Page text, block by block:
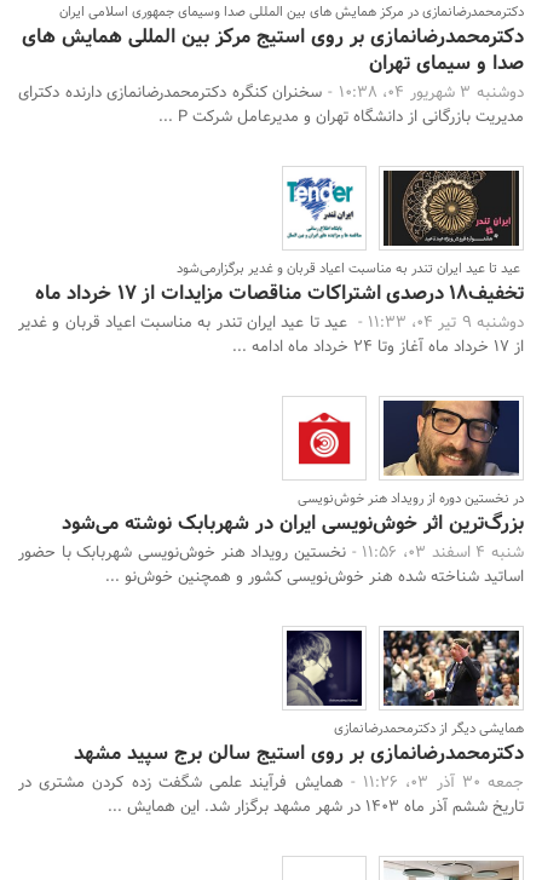
جستجو
دکترمحمدرضانمازی در مرکز همایش های بین المللی صدا وسیمای جمهوری اسلامی ایران
دکترمحمدرضانمازی بر روی استیج مرکز بین المللی همایش های
صدا و سیمای تهران
دوشنبه 3 شهریور 04، 10:38 -
سخنران کنگره دکترمحمدرضانمازی دارنده دکترای
مدیریت بازرگانی از دانشگاه تهران و مدیرعامل شرکت P ...
عید تا عید ایران تندر به مناسبت اعیاد قربان و غدیر برگزارمی‌شود
تخفیف‌18 درصدی اشتراکات مناقصات مزایدات از 17 خرداد ماه
دوشنبه 9 تیر 04، 11:33 -
عید تا عید ایران تندر به مناسبت اعیاد قربان و غدیر
از 17 خرداد ماه آغاز وتا 24 خرداد ماه ادامه ...
در نخستین دوره از رویداد هنر خوش‌نویسی
بزرگ‌ترین اثر خوش‌نویسی ایران در شهربابک نوشته می‌شود
شنبه 4 اسفند 03، 11:56 -
نخستین رویداد هنر خوش‌نویسی شهربابک با حضور
اساتید شناخته شده هنر خوش‌نویسی کشور و همچنین خوش‌نو ...
همایشی دیگر از دکترمحمدرضانمازی
دکترمحمدرضانمازی بر روی استیج سالن برج سپید مشهد
جمعه 30 آذر 03، 11:26 -
همایش فرآیند علمی شگفت زده کردن مشتری در
تاریخ ششم آذر ماه 1403 در شهر مشهد برگزار شد. این همایش ...